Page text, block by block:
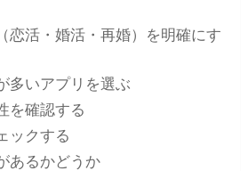
恋活・婚活・再婚）を明確にす
多いアプリを選ぶ
を確認する
ックする
あるかどうか